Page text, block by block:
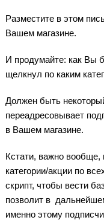
Разместите в этом
Вашем магазине.
И продумайте: как Вы
щелкнул по каким
Должен быть
переадресовывает
в Вашем магазине.
Кстати, важно вообще,
категории/акции по
скрипт, чтобы вести
позволит в
именно этому